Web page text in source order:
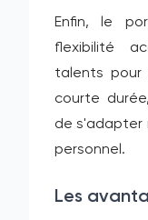
Enfin, le
flexibilité
talents pour
courte
de s'adapter
personnel.
Les